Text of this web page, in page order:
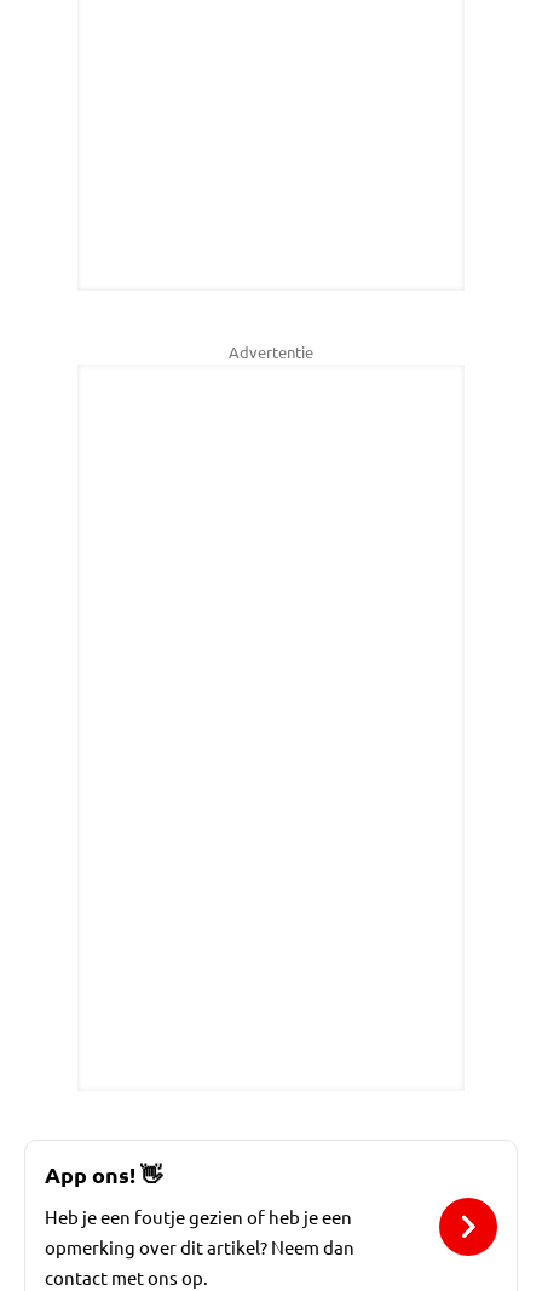
Advertentie
App ons!👋
Heb je een foutje gezien of heb je een
opmerking over dit artikel? Neem dan
contact met ons op.